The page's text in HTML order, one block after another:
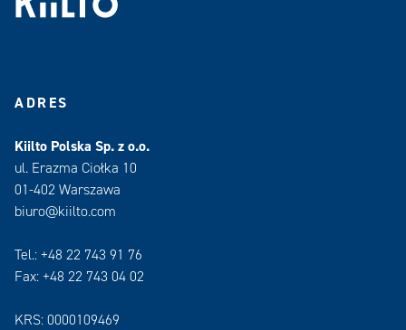
ADRES
Kiilto Polska Sp. z o.o.
ul. Erazma Ciołka 10
01-402 Warszawa
biuro@kiilto.com
Tel.: +48 22 743 91 76
Fax: +48 22 743 04 02
KRS: 0000109469